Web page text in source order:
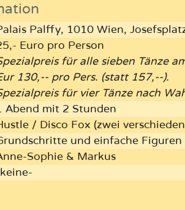
Palffy, 1010 Wien,
Euro pro Person
für alle sieben Tänze
130,-- pro Pers. (statt 157,--).
für vier Tänze nach
Abend mit 2 Stunden
/ Disco Fox (zwei
und einfache Figuren
Sophie & Markus